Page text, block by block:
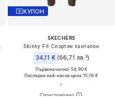
КУПОН
SKECHERS
Skinny Fit Спортен панталон
34,11 € (66,71 лв.³)
Първоначално: 54,90 €
Последна най-ниска цена:15,16 €